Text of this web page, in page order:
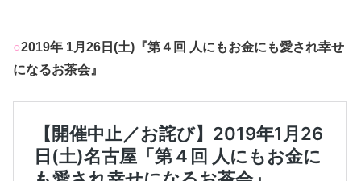
○2019年 1月26日(土)『第４回 人にもお金にも愛され幸せ
になるお茶会』